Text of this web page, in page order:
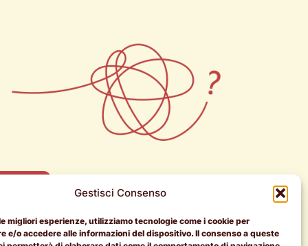
Gestisci Consenso
migliori esperienze, utilizziamo tecnologie come i cookie per
e/o accedere alle informazioni del dispositivo. Il consenso a queste